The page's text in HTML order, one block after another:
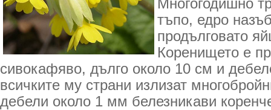
Многогодишно
тъпо, едро
продълговато
Коренището е
сивокафяво, дълго около 10 см и
всичките му страни излизат
дебели около 1 мм белезникави